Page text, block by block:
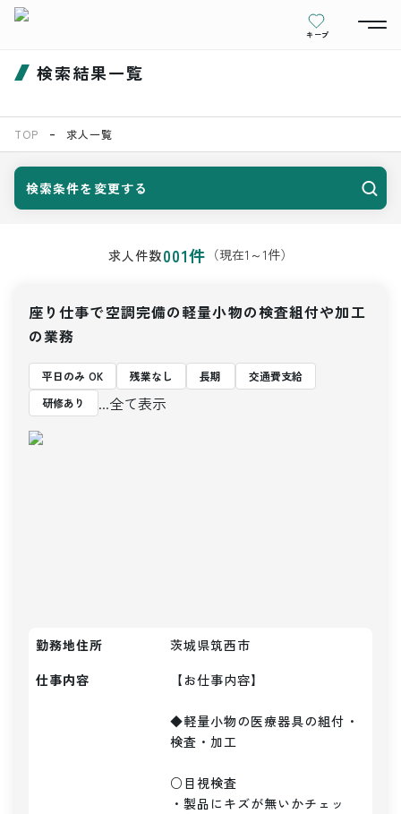
キープ
検索結果一覧
TOP 求人一覧
検索条件を変更する
求人件数001件 （現在1 ～1件）
座り仕事で空調完備の軽量小物の検査組付や加工
の業務
平日のみ OK 残業なし 長期
交通費支給
研修あり
...全て表示
勤務地住所
茨城県筑西市
仕事内容
【お仕事内容】
◆軽量小物の医療器具の組付・
検査・加工
○目視検査
・製品にキズが無いかチェッ